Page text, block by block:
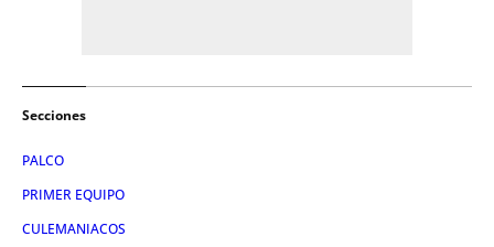
Secciones
PALCO
PRIMER EQUIPO
CULEMANIACOS